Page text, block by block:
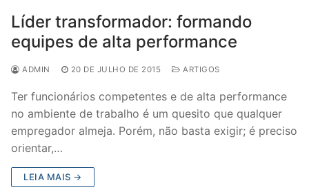
Líder transformador: formando
equipes de alta performance
ADMIN 20 DE JULHO DE 2015 ARTIGOS
Ter funcionários competentes e de alta performance
no ambiente de trabalho é um quesito que qualquer
empregador almeja. Porém, não basta exigir; é preciso
orientar,…
LEIA MAIS →